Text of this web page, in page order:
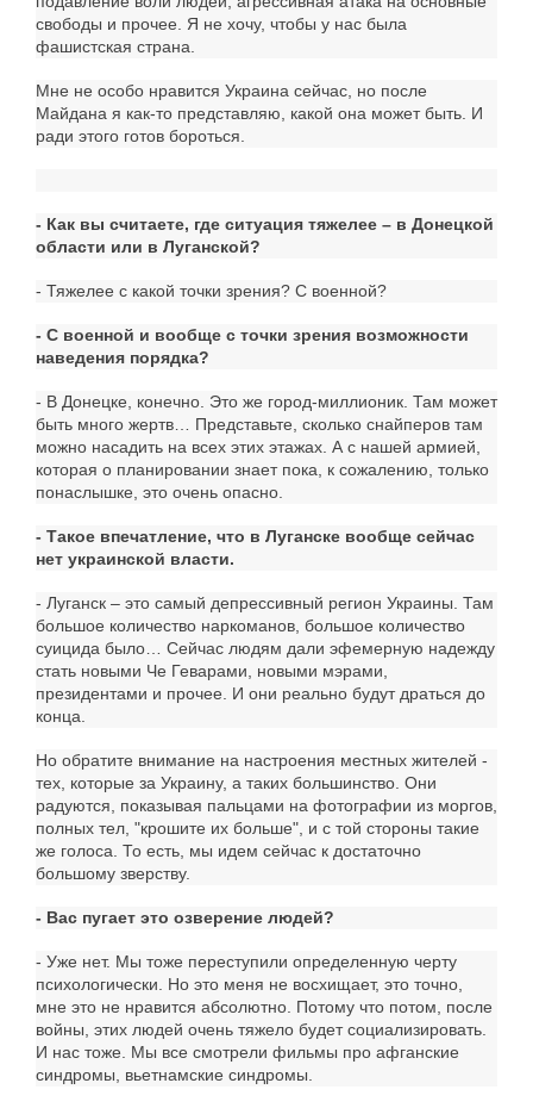
свободы и прочее. Я не хочу, чтобы у нас была
фашистская страна.
Мне не особо нравится Украина сейчас, но после
Майдана я как-то представляю, какой она может быть. И
ради этого готов бороться.
- Как вы считаете, где ситуация тяжелее – в Донецкой
области или в Луганской?
- Тяжелее с какой точки зрения? С военной?
- С военной и вообще с точки зрения возможности
наведения порядка?
- В Донецке, конечно. Это же город-миллионик. Там может
быть много жертв… Представьте, сколько снайперов там
можно насадить на всех этих этажах. А с нашей армией,
которая о планировании знает пока, к сожалению, только
понаслышке, это очень опасно.
- Такое впечатление, что в Луганске вообще сейчас
нет украинской власти.
- Луганск – это самый депрессивный регион Украины. Там
большое количество наркоманов, большое количество
суицида было… Сейчас людям дали эфемерную надежду
стать новыми Че Геварами, новыми мэрами,
президентами и прочее. И они реально будут драться до
конца.
Но обратите внимание на настроения местных жителей -
тех, которые за Украину, а таких большинство. Они
радуются, показывая пальцами на фотографии из моргов,
полных тел, "крошите их больше", и с той стороны такие
же голоса. То есть, мы идем сейчас к достаточно
большому зверству.
- Вас пугает это озверение людей?
- Уже нет. Мы тоже переступили определенную черту
психологически. Но это меня не восхищает, это точно,
мне это не нравится абсолютно. Потому что потом, после
войны, этих людей очень тяжело будет социализировать.
И нас тоже. Мы все смотрели фильмы про афганские
синдромы, вьетнамские синдромы.